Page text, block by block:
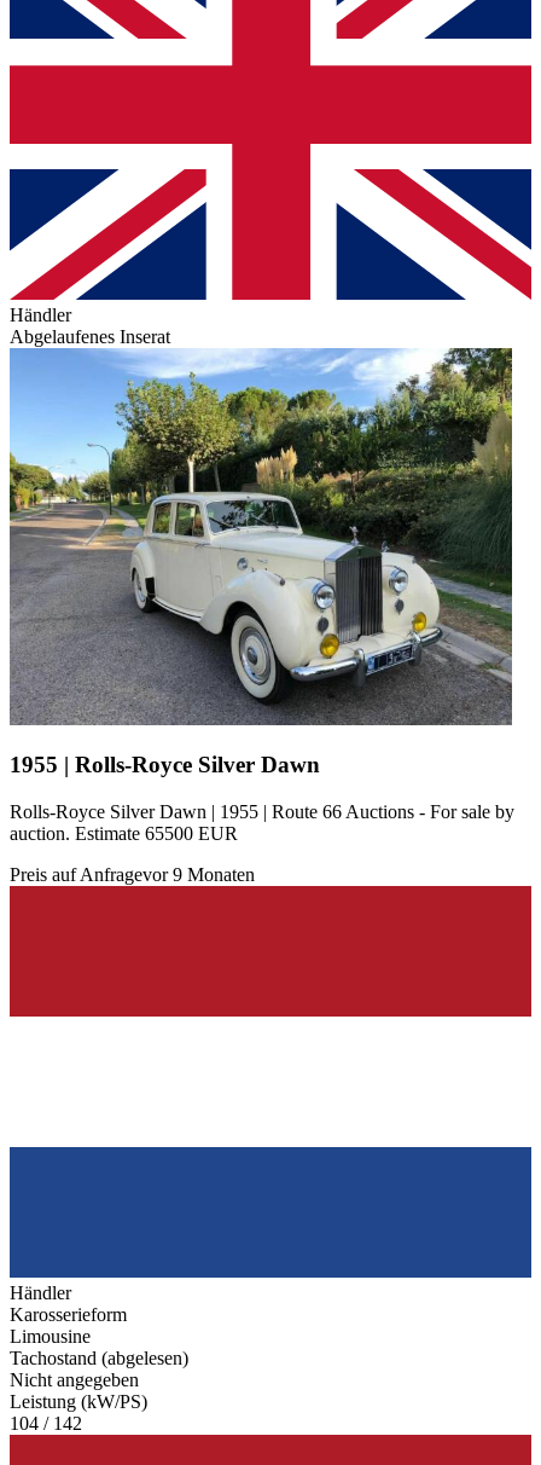
Händler
Abgelaufenes Inserat
1955 | Rolls-Royce Silver Dawn
Rolls-Royce Silver Dawn | 1955 | Route 66 Auctions - For sale by
auction. Estimate 65500 EUR
Preis auf Anfragevor 9 Monaten
Händler
Karosserieform
Limousine
Tachostand (abgelesen)
Nicht angegeben
Leistung (kW/PS)
104 / 142